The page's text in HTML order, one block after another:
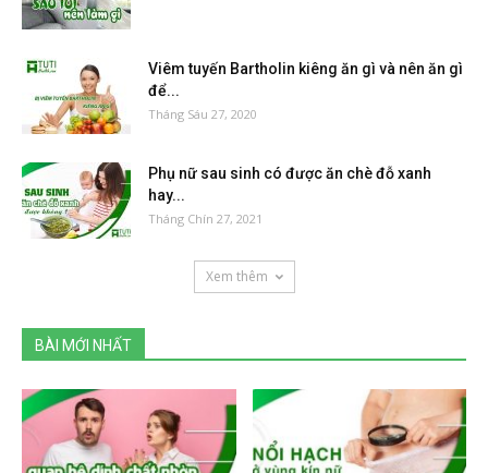
Viêm tuyến Bartholin kiêng ăn gì và nên ăn gì
để...
Tháng Sáu 27, 2020
Phụ nữ sau sinh có được ăn chè đỗ xanh
hay...
Tháng Chín 27, 2021
Xem thêm
BÀI MỚI NHẤT